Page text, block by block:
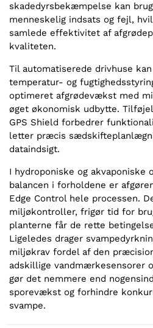
skadedyrsbekæmpelse kan
menneskelig indsats og fejl,
samlede effektivitet af
kvaliteten.
Til automatiserede drivhuse
temperatur- og
optimeret afgrødevækst med
øget økonomisk udbytte.
GPS Shield forbedrer
letter præcis
dataindsigt.
I hydroponiske og akvaponiske
balancen i forholdene er
Edge Control hele processen.
miljøkontroller, frigør tid for
planterne får de rette
Ligeledes drager
miljøkrav fordel af den
adskillige vandmærkesensorer
gør det nemmere end
sporevækst og forhindre
svampe.